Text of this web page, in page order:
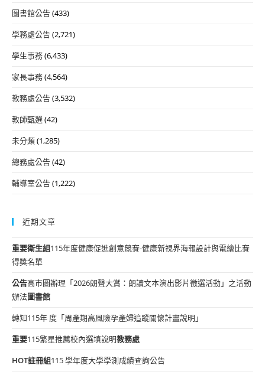
圖書館公告(433)
學務處公告(2,721)
學生事務(6,433)
家長事務(4,564)
教務處公告(3,532)
教師甄選(42)
未分類(1,285)
總務處公告(42)
輔導室公告(1,222)
近期文章
重要衛生組115年度健康促進創意競賽-健康新視界海報設計與電繪比賽
得獎名單
公告高市圖辦理「2026朗聲大賞：朗讀文本演出影片徵選活動」之活動
辦法圖書館
轉知115年 度「周產期高風險孕產婦追蹤關懷計畫說明」
重要115繁星推薦校內選填說明教務處
HOT註冊組115 學年度大學學測成績查詢公告